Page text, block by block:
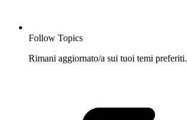
Follow Topics
Rimani aggiornato/a sui tuoi temi preferiti.